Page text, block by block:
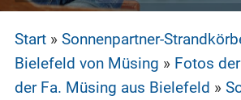
menu
for:
Start» Sonnenpartner-
Bielefeld von Müsing » Fotos
der Fa. Müsing aus Bielefeld »